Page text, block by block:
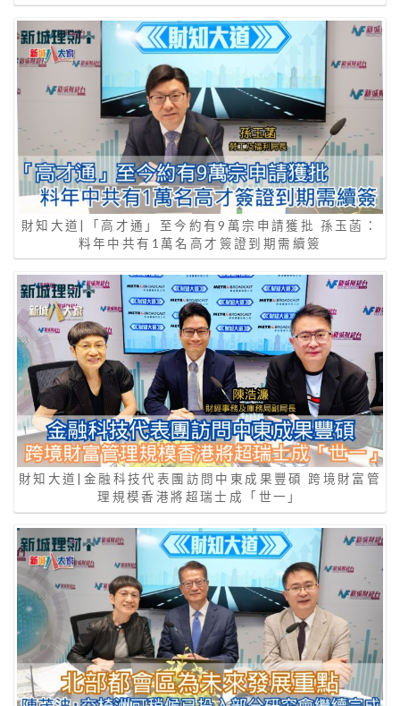
財知大道|「高才通」至今約有9萬宗申請獲批 孫玉菡：
料年中共有1萬名高才簽證到期需續簽
財知大道|金融科技代表團訪問中東成果豐碩 跨境財富管
理規模香港將超瑞士成「世一」